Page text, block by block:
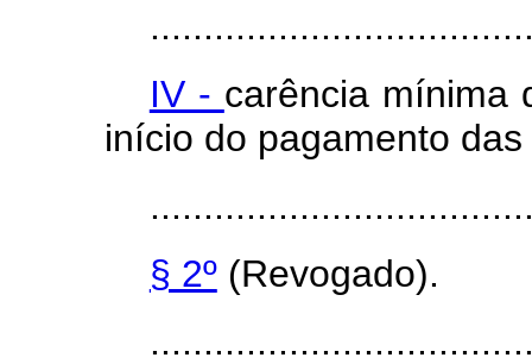
IV - carência mínima
início do pagamento
§ 2º(Revogado).